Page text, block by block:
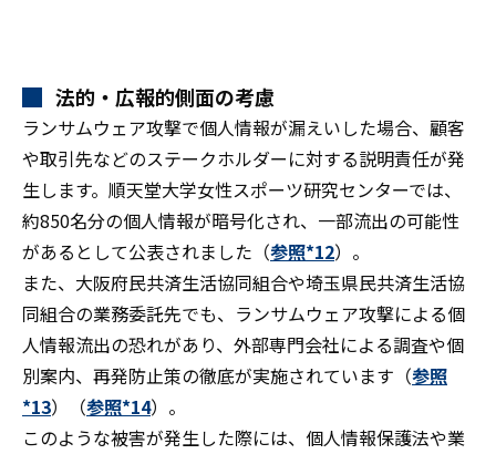
法的・広報的側面の考慮
ランサムウェア攻撃で個人情報が漏えいした場合、顧客
や取引先などのステークホルダーに対する説明責任が発
生します。順天堂大学女性スポーツ研究センターでは、
約850名分の個人情報が暗号化され、一部流出の可能性
があるとして公表されました（参照*12）。
また、大阪府民共済生活協同組合や埼玉県民共済生活協
同組合の業務委託先でも、ランサムウェア攻撃による個
人情報流出の恐れがあり、外部専門会社による調査や個
別案内、再発防止策の徹底が実施されています（参照
*13）（参照*14）。
このような被害が発生した際には、個人情報保護法や業